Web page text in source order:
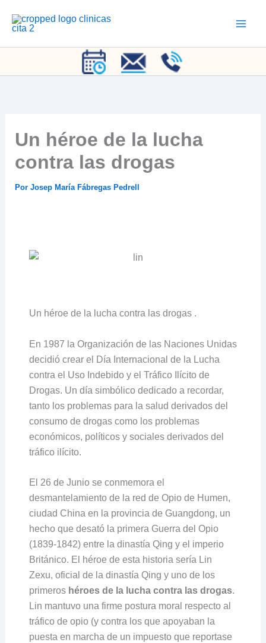
Un héroe de la lucha
contra las drogas
Por Josep María Fábregas Pedrell
Un héroe de la lucha contra las drogas .
En 1987 la Organización de las Naciones Unidas
decidió crear el Día Internacional de la Lucha
contra el Uso Indebido y el Tráfico Ilícito de
Drogas. Un día simbólico dedicado a recordar,
tanto los problemas para la salud derivados del
consumo de drogas como los problemas
económicos, políticos y sociales derivados del
tráfico ilícito.
El 26 de Junio se conmemora el
desmantelamiento de la red de Opio de Humen,
ciudad China en la provincia de Guangdong, un
hecho que desató la primera Guerra del Opio
(1839-1842) entre la dinastía Qing y el imperio
Británico. El héroe de esta historia sería Lin
Zexu, oficial de la dinastía Qing y uno de los
primeroshéroes de la lucha contra las drogas.
Lin mantuvo una firme postura moral respecto al
tráfico de opio (y contra los que apoyaban la
puesta en marcha de un impuesto que reportase